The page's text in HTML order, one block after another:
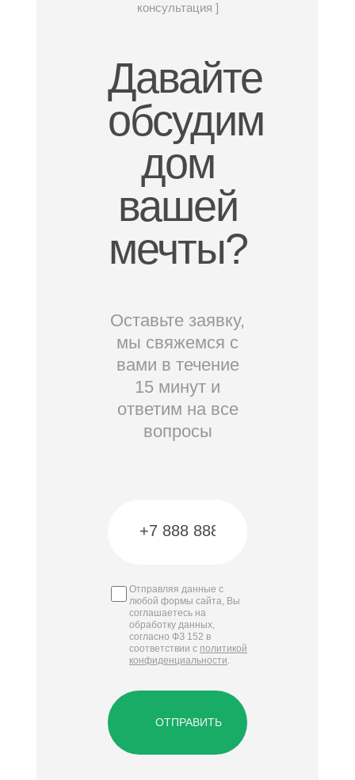
консультация ]
Давайте
обсудим
дом
вашей
мечты?
Оставьте заявку,
мы свяжемся с
вами в течение
15 минут и
ответим на все
вопросы
Отправляя данные с
любой формы сайта, Вы
соглашаетесь на
обработку данных,
согласно ФЗ 152 в
соответствии с политикой
конфиденциальности.
ОТПРАВИТЬ